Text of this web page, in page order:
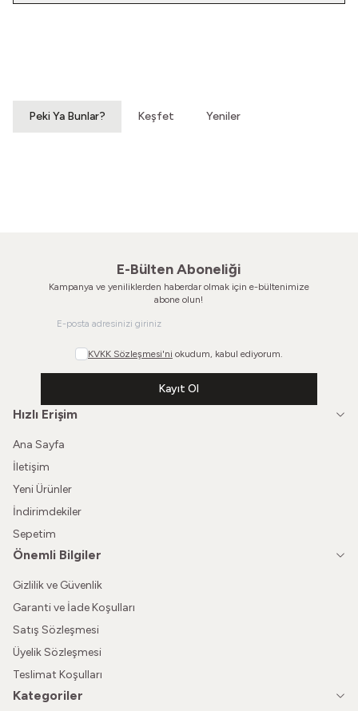
Peki Ya Bunlar? Keşfet Yeniler
E-Bülten Aboneliği
Kampanya ve yeniliklerden haberdar olmak için e-bültenimize
abone olun!
KVKK Sözleşmesi'ni okudum, kabul ediyorum.
Kayıt Ol
Hızlı Erişim
Ana Sayfa
İletişim
Yeni Ürünler
İndirimdekiler
Sepetim
Önemli Bilgiler
Gizlilik ve Güvenlik
Garanti ve İade Koşulları
Satış Sözleşmesi
Üyelik Sözleşmesi
Teslimat Koşulları
Kategoriler